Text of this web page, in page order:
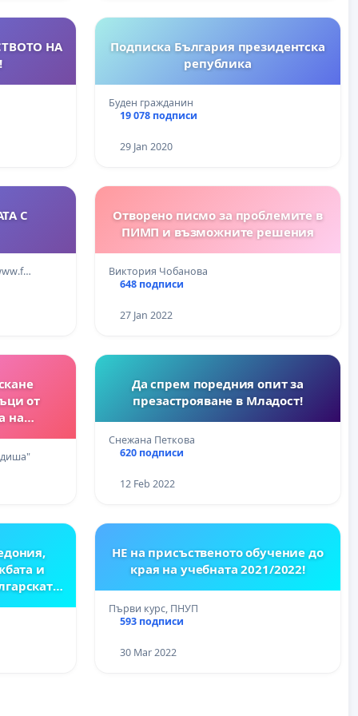
НА
Подписка България президентска
република
Буден гражданин
19 078 подписи
29 Jan 2020
С
Отворено писмо за проблемите в
ПИМП и възможните решения
Виктория Чобанова
648 подписи
27 Jan 2022
от
на
Да спрем поредния опит за
презастрояване в Младост!
Снежана Петкова
620 подписи
12 Feb 2022
и
НЕ на присъственото обучение до
края на учебната 2021/2022!
Първи курс, ПНУП
593 подписи
30 Mar 2022